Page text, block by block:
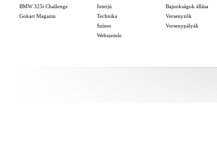
BMW 325i Challenge
Gokart Magazin
Interjú
Technika
Színes
Webszemle
Bajnokságok állása
Versenyzők
Versenypályák